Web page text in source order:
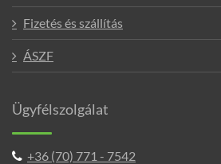
Fizetés és szállítás
ÁSZF
Ügyfélszolgálat
+36 (70) 771 - 7542